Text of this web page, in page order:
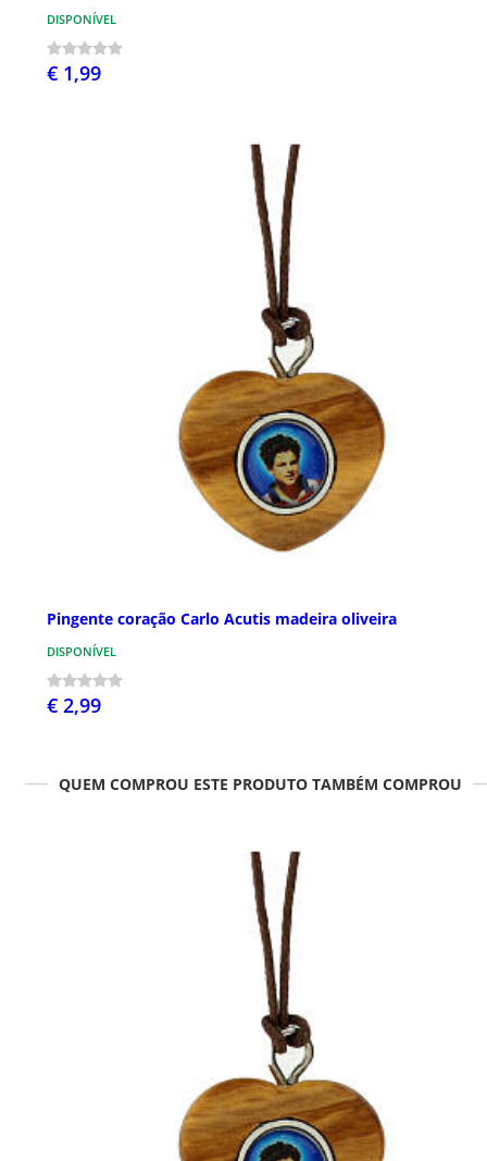
DISPONÍVEL
€ 1,99
Pingente coração Carlo Acutis madeira oliveira
DISPONÍVEL
€ 2,99
QUEM COMPROU ESTE PRODUTO TAMBÉM COMPROU